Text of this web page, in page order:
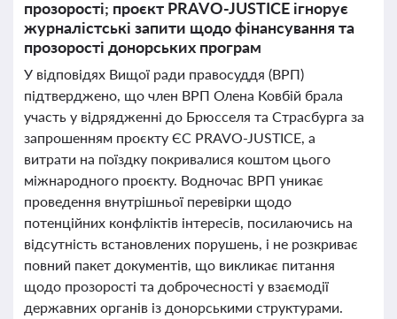
прозорості; проєкт PRAVO-JUSTICE ігнорує
журналістські запити щодо фінансування та
прозорості донорських програм
У відповідях Вищої ради правосуддя (ВРП)
підтверджено, що член ВРП Олена Ковбій брала
участь у відрядженні до Брюсселя та Страсбурга за
запрошенням проєкту ЄС PRAVO-JUSTICE, а
витрати на поїздку покривалися коштом цього
міжнародного проєкту. Водночас ВРП уникає
проведення внутрішньої перевірки щодо
потенційних конфліктів інтересів, посилаючись на
відсутність встановлених порушень, і не розкриває
повний пакет документів, що викликає питання
щодо прозорості та доброчесності у взаємодії
державних органів із донорськими структурами.